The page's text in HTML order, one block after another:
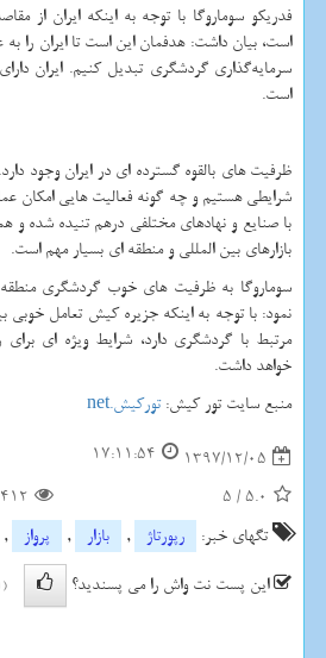
فدریکو سوماروگا با توجه به اینکه ایران
است، بیان داشت: هدفمان این است تا ایران را
سرمایه‌گذاری گردشگری تبدیل کنیم. ایران
است.
ظرفیت های بالقوه گسترده ای در ایران وجود
شرایطی هستیم و چه گونه فعالیت هایی امکان
با صنایع و نهادهای مختلفی درهم تنیده شده و
بازارهای بین المللی و منطقه ای بسیار مهم است.
سوماروگا به ظرفیت های خوب گردشگری منطقه
نمود: با توجه به اینکه جزیره کیش تعامل
مرتبط با گردشگری دارد، شرایط ویژه ای
خواهد داشت.
منبع سایت تور کیش:تورکيش.net
1397/12/05
17:11:54
5.0
/
5
تگهای خبر:
رپورتاژ , بازار , پرواز ,
این پست نت واش را می پسندید؟
(1)